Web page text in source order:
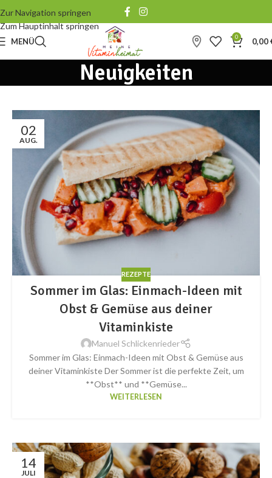
Zur Navigation springen
Zum Hauptinhalt springen
MENÜ 0 0,00
Neuigkeiten
02
AUG.
REZEPTE
Sommer im Glas: Einmach-Ideen mit
Obst & Gemüse aus deiner
Vitaminkiste
Manuel Schlickenrieder
Sommer im Glas: Einmach-Ideen mit Obst & Gemüse aus
deiner Vitaminkiste Der Sommer ist die perfekte Zeit, um
**Obst** und **Gemüse...
WEITERLESEN
14
JULI